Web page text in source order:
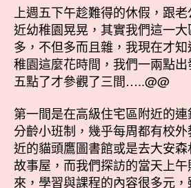
期
上週五下午趁難得的休假，跟
近幼稚園晃晃，其實我們這一
多，不但多而且雜，我現在才
稚園這麼花時間，我們一兩點
五點了才參觀了三間…..@@
第一間是在高級住宅區附近的連
分齡小班制，幾乎每周都有校
近的貓頭鷹圖書館或是去大安
故事屋，而我們探訪的當天上
來，學習與課程的內容很多元